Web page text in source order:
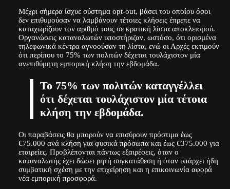
Μέχρι σήμερα ίσχυε σύστημα opt-out, βάσει του οποίου όσοι
δεν επιθυμούσαν να λαμβάνουν τέτοιες κλήσεις έπρεπε να
καταχωρίζουν τον αριθμό τους σε κρατική λίστα αποκλεισμού.
Οργανώσεις καταναλωτών υποστήριζαν, ωστόσο, ότι ορισμένα
τηλεφωνικά κέντρα αγνοούσαν τη λίστα, ενώ οι Αρχές εκτιμούν
ότι περίπου το 75% των πολιτών δέχεται τουλάχιστον μία
ανεπιθύμητη εμπορική κλήση την εβδομάδα.
Το 75% των πολιτών καταγγέλλει
ότι δέχεται τουλάχιστον μία τέτοια
κλήση την εβδομάδα.
Οι παραβάσεις θα μπορούν να επισύρουν πρόστιμα έως
€75.000 ανά κλήση για φυσικά πρόσωπα και έως €375.000 για
εταιρείες. Προβλέπονται πάντως εξαιρέσεις, όταν ο
καταναλωτής έχει δώσει ρητή συγκατάθεση ή όταν υπάρχει ήδη
συμβατική σχέση με την επιχείρηση και η επικοινωνία αφορά
νέα εμπορική προσφορά.